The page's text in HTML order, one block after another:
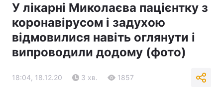
У лікарні Миколаєва пацієнтку з
коронавірусом і задухою
відмовилися навіть оглянути і
випроводили додому (фото)
18:04, 18.12.20 3 хв. 1857